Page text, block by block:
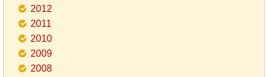
2012
2011
2010
2009
2008